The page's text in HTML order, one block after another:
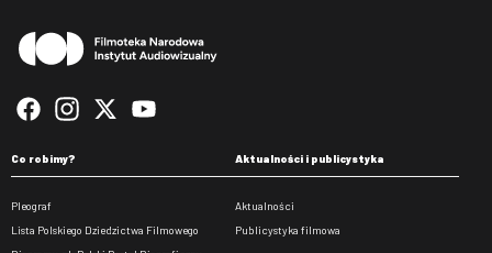
Co robimy?
Pleograf
Lista Polskiego Dziedzictwa Filmowego
Aktualności i publicystyka
Aktualności
Publicystyka filmowa